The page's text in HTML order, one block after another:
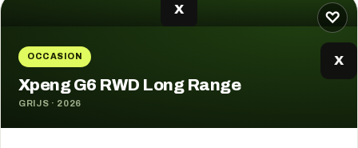
♡
X
OCCASION X
Xpeng G6 RWD Long Range
GRIJS · 2026